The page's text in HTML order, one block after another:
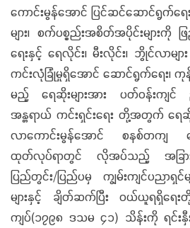
ကောင်းမွန်အောင် ပြင်ဆင်ဆောင်ရွက်
များ၊ စက်ပစ္စည်းအစိတ်အပိုင်းများ
ရေးနှင့် ရေလိုင်း၊ မီးလိုင်း၊ ဘွိုင်လာမျ
ကင်းလုံခြုံမှုရှိအောင် ဆောင်ရွက်ရေး
မည့် ရေဆိုးများအား ပတ်ဝန်းကျင်
အန္တရာယ် ကင်းရှင်းရေး တို့အတွက် ရေဆို
လာကောင်းမွန်အောင် စနစ်တကျ
ထုတ်လုပ်ရာတွင် လိုအပ်သည့် အခြားစ
ပြည်တွင်း/ပြည်ပမှ ကျွမ်းကျင်ပညာရှင်
များနှင့် ချိတ်ဆက်ပြီး ဝယ်ယူရရှိရ
ကျပ်(၁၇၉၈ ဒသမ ၄၁) သိန်းကို ရင်းနှီး